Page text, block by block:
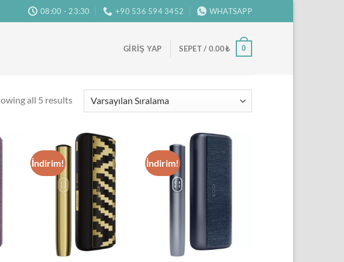
08:00 - 23:30 +90 536 594 3452 WHATSAPP
GIRIŞ YAP SEPET / 0.00₺ 0
all 5 results
İndirim! İndirim!